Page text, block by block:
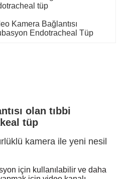
tüp
Kamera Bağlantısı
Endotracheal Tüp
olan tıbbi
tüp
kamera ile yeni nesil
için kullanılabilir ve daha